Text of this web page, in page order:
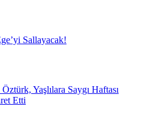
Sallayacak!
Yaşlılara Saygı Haftası
Etti